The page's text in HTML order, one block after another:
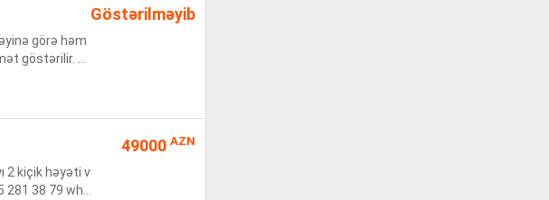
görə həm
göstərilir. B
Göstərilməyib
2 kiçik həyəti v
38 79 what
49000 AZN